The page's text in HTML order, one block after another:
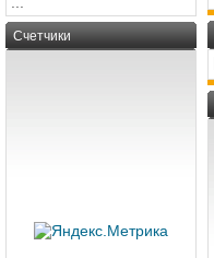
Счетчики